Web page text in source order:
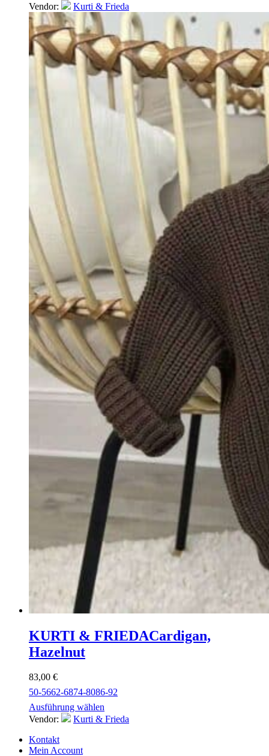
Vendor:
Kurti & Frieda
KURTI & FRIEDACardigan,
Hazelnut
83,00 €
50-5662-6874-8086-92
Ausführung wählen
Vendor:
Kurti & Frieda
Kontakt
Mein Account